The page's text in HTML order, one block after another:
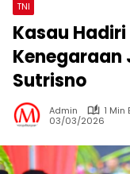
TNI
Kasau
Kenegaraan
Sutrisno
Admin
1 Min
03/03/2026